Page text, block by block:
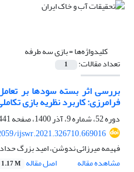
کلیدواژه‌ها =بازی سه طرفه
تعداد مقالات: 1
بررسی اثر بسته سودها بر
فرامرزی: کاربرد نظریه بازی
دوره 52، شماره 9، آذر 1400، صفحه
ijswr.2021.326710.669016
فهیمه میرزائی ندوشن، امید بزرگ حداد
مشاهده مقاله
اصل مقاله 1.17 M